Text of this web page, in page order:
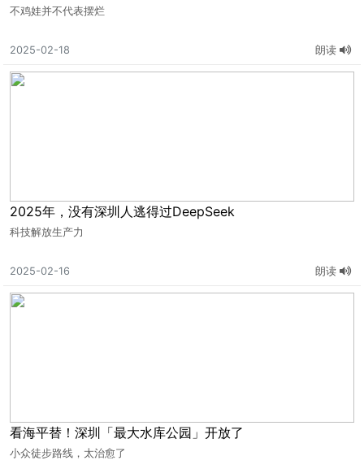
不鸡娃并不代表摆烂
2025-02-18 朗读
2025年，没有深圳人逃得过DeepSeek
科技解放生产力
2025-02-16 朗读
看海平替！深圳「最大水库公园」开放了
小众徒步路线，太治愈了